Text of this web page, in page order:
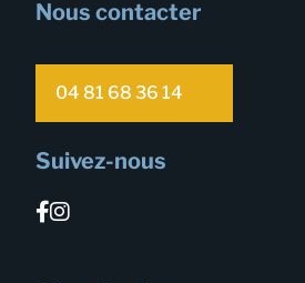
Nous contacter
04 81 68 36 14
Suivez-nous